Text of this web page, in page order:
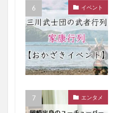
イベント
エンタメ